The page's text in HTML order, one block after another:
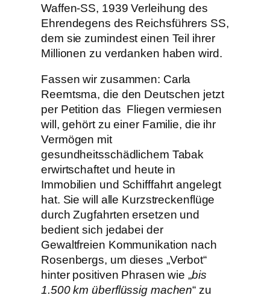
Waffen-SS, 1939 Verleihung des
Ehrendegens des Reichsführers SS,
dem sie zumindest einen Teil ihrer
Millionen zu verdanken haben wird.
Fassen wir zusammen: Carla
Reemtsma, die den Deutschen jetzt
per Petition das Fliegen vermiesen
will, gehört zu einer Familie, die ihr
Vermögen mit
gesundheitsschädlichem Tabak
erwirtschaftet und heute in
Immobilien und Schifffahrt angelegt
hat. Sie will alle Kurzstreckenflüge
durch Zugfahrten ersetzen und
bedient sich jedabei der
Gewaltfreien Kommunikation nach
Rosenbergs, um dieses „Verbot“
hinter positiven Phrasen wie „bis
1.500 km überflüssig machen“ zu